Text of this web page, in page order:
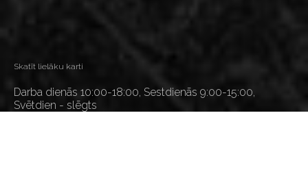
Skatīt lielāku karti
Darba dienās 10:00-18:00, Sestdienās 9:00-15:00,
Svētdien - slēgts